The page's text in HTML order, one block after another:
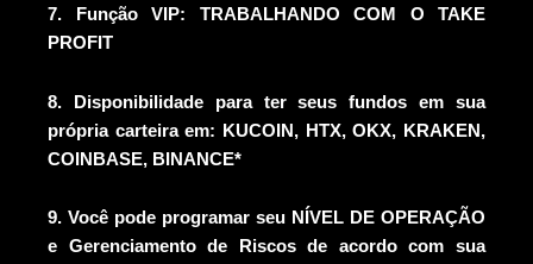
7. Função VIP: TRABALHANDO COM O TAKE
PROFIT
8. Disponibilidade para ter seus fundos em sua
própria carteira em: KUCOIN, HTX, OKX, KRAKEN,
COINBASE, BINANCE*
9. Você pode programar seu NÍVEL DE OPERAÇÃO
e Gerenciamento de Riscos de acordo com sua